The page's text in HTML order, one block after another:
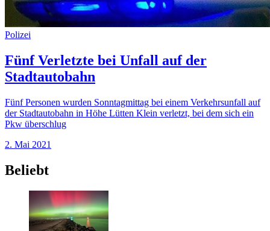
Polizei
Fünf Verletzte bei Unfall auf der
Stadtautobahn
Fünf Personen wurden Sonntagmittag bei einem Verkehrsunfall auf
der Stadtautobahn in Höhe Lütten Klein verletzt, bei dem sich ein
Pkw überschlug
2. Mai 2021
Beliebt